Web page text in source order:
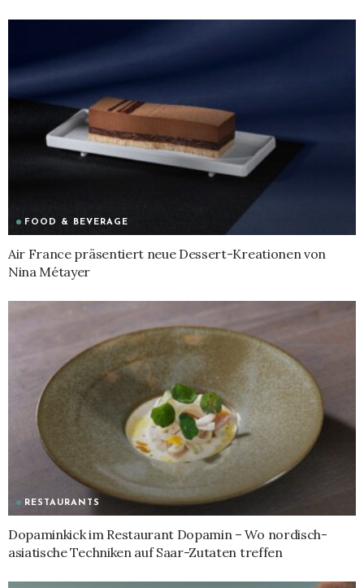
FOOD & BEVERAGE
Air France präsentiert neue Dessert-Kreationen von
Nina Métayer
RESTAURANTS
Dopaminkick im Restaurant Dopamin – Wo nordisch-
asiatische Techniken auf Saar-Zutaten treffen